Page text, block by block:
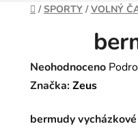
Domů
/ SPORTY / VOLNÝ
Průměrné
hodnocení
je
Neohodnoceno
Značka:Zeus
bermudy